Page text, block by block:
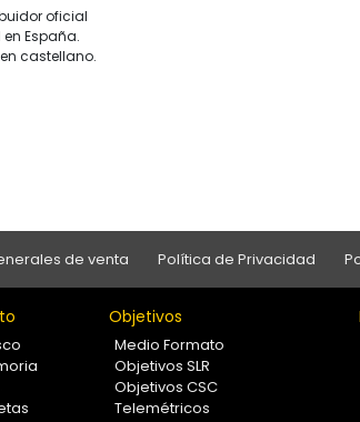
oficial
España.
castellano.
de venta Política de Privacidad
Objetivos
Medio Formato
Objetivos SLR
Objetivos CSC
Telemétricos